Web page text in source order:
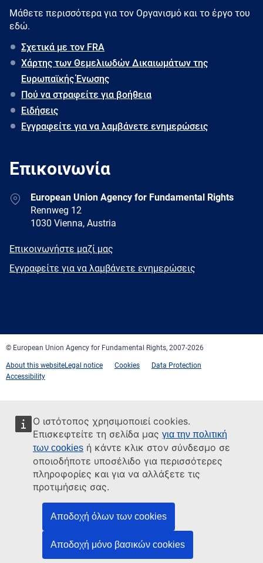
Ο ιστότοπος χρησιμοποιεί cookies.
Επισκεφτείτε τη σελίδα μας για την πολιτική
των cookies ή κάντε κλικ στον σύνδεσμο σε
οποιοδήποτε υποσέλιδο για περισσότερες
πληροφορίες και για να αλλάξετε τις
προτιμήσεις σας.
Αποδοχή όλων των cookies
Αποδοχή μόνο βασικών cookies
Μάθετε περισσότερα για τον Oργανισμό και το έργο του
εδώ.
Σχετικά με τον FRA
Χάρτης των Θεμελιωδών Δικαιωμάτων της
Ευρωπαϊκής Ένωσης
Πού να στραφείτε για βοήθεια
Ειδήσεις
Εγγραφείτε για να λαμβάνετε ενημερώσεις
Επικοινωνία
AddressEuropean Union Agency for Fundamental Rights
Rennweg 12
1030 Vienna, Austria
E-
Επικοινωνήστε μαζί μας
Newsletter
Εγγραφείτε για να λαμβάνετε ενημερώσεις
© European Union Agency for Fundamental Rights, 2007-2026
About this websiteLegal notice Cookies
Data Protection
Accessibility